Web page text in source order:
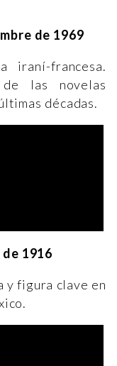
de 1969
iraní-francesa.
las novelas
décadas.
1916
y figura clave en